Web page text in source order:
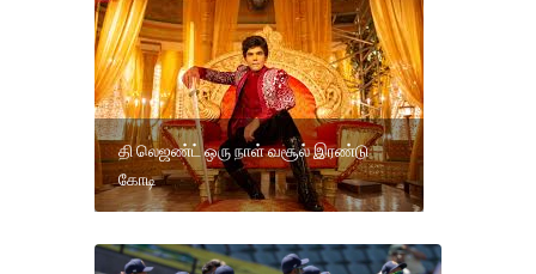
தி லெஜண்ட் ஒரு நாள் வசூல் இரண்டு
கோடி